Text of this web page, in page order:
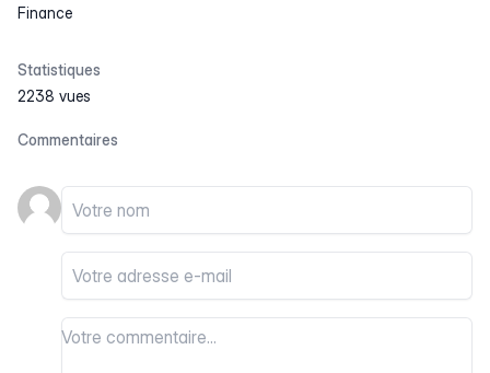
Finance
Statistiques
2238 vues
Commentaires
Votre nom
Votre email
Votre commentaire
Votre commentaire